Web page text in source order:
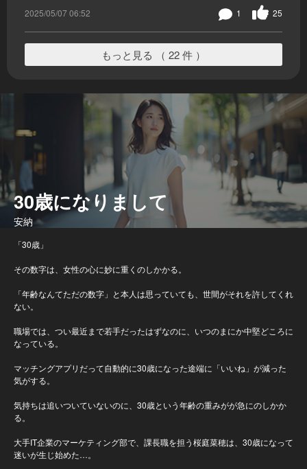
2025/05/07 06:52 25
1
もっと見る （ 22 件 ）
30歳になりまして
安納
「30歳」
その数字は、女性の心に妙に重くのしかかる。
「年齢なんてただの数字」と本人は思っていても、世間がそれを許してくれ
ない。
職場では、つい最近まで若手だったはずなのに、いつのまにか中堅どころに
なっている。
マッチングアプリだって自動的に30歳になった途端に「いいね」が減った
気がする。
気持ちは追いついていないのに、30歳という年齢の重みがが急にのしかか
る。
大手IT企業のマーケティング部で、課長職を担う桜庭菜穂は、30歳になって
迷いが生じ始めた…。